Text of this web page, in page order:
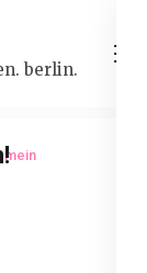
berlin.